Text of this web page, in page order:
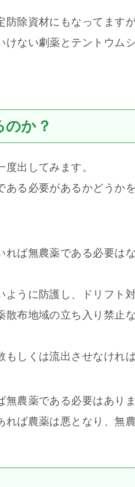
防除資材にもなってます
けない劇薬とテントウム
か？
出してみます。
る必要があるかどうか
れば無農薬である必要は
ように防護し、ドリフト
散布地域の立ち入り禁止
もしくは流出させなけれ
農薬である必要はありま
ば農薬は悪となり、無